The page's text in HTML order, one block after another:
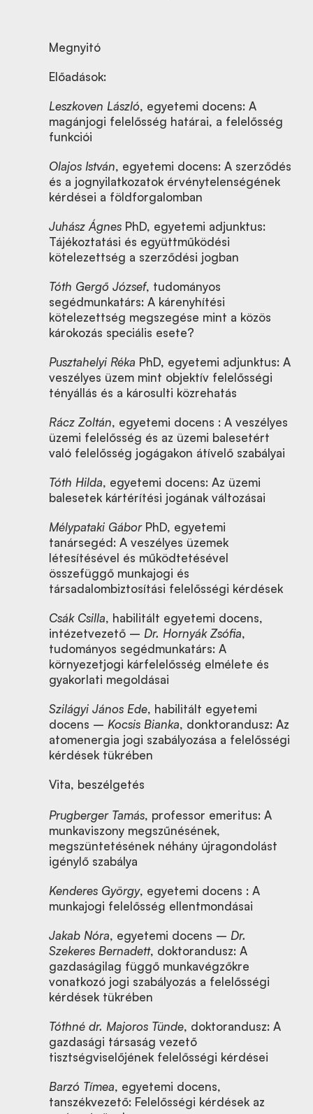
Megnyitó
Előadások:
Leszkoven László, egyetemi docens: A
magánjogi felelősség határai, a felelősség
funkciói
Olajos István, egyetemi docens: A szerződés
és a jognyilatkozatok érvénytelenségének
kérdései a földforgalomban
Juhász Ágnes PhD, egyetemi adjunktus:
Tájékoztatási és együttműködési
kötelezettség a szerződési jogban
Tóth Gergő József, tudományos
segédmunkatárs: A kárenyhítési
kötelezettség megszegése mint a közös
károkozás speciális esete?
Pusztahelyi Réka PhD, egyetemi adjunktus: A
veszélyes üzem mint objektív felelősségi
tényállás és a károsulti közrehatás
Rácz Zoltán, egyetemi docens : A veszélyes
üzemi felelősség és az üzemi balesetért
való felelősség jogágakon átívelő szabályai
Tóth Hilda, egyetemi docens: Az üzemi
balesetek kártérítési jogának változásai
Mélypataki GáborPhD, egyetemi
tanársegéd: A veszélyes üzemek
létesítésével és működtetésével
összefüggő munkajogi és
társadalombiztosítási felelősségi kérdések
Csák Csilla, habilitált egyetemi docens,
intézetvezető – Dr. Hornyák Zsófia,
tudományos segédmunkatárs: A
környezetjogi kárfelelősség elmélete és
gyakorlati megoldásai
Szilágyi János Ede, habilitált egyetemi
docens – Kocsis Bianka, donktorandusz: Az
atomenergia jogi szabályozása a felelősségi
kérdések tükrében
Vita, beszélgetés
Prugberger Tamás, professor emeritus: A
munkaviszony megszűnésének,
megszüntetésének néhány újragondolást
igénylő szabálya
Kenderes György, egyetemi docens : A
munkajogi felelősség ellentmondásai
Jakab Nóra, egyetemi docens – Dr.
Szekeres Bernadett, doktorandusz: A
gazdaságilag függő munkavégzőkre
vonatkozó jogi szabályozás a felelősségi
kérdések tükrében
Tóthné dr. Majoros Tünde, doktorandusz: A
gazdasági társaság vezető
tisztségviselőjének felelősségi kérdései
Barzó Tímea, egyetemi docens,
tanszékvezető: Felelősségi kérdések az